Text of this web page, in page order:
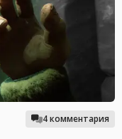
4 комментария